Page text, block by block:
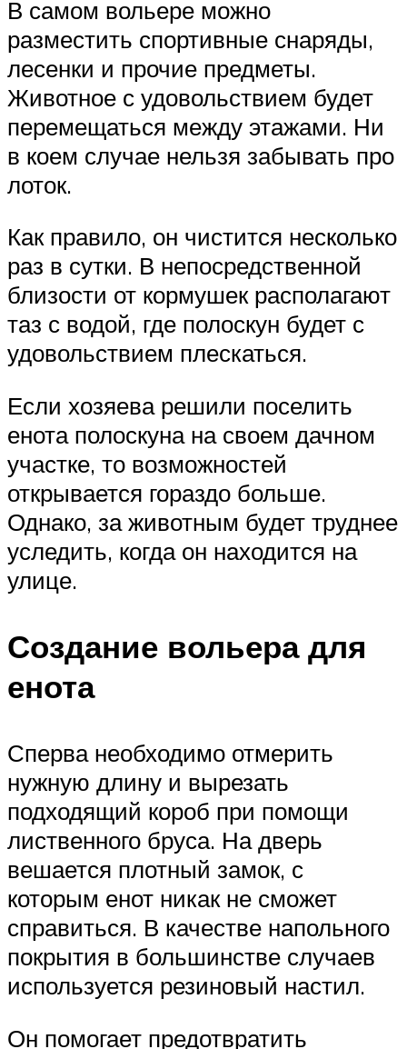
В самом вольере можно
разместить спортивные снаряды,
лесенки и прочие предметы.
Животное с удовольствием будет
перемещаться между этажами. Ни
в коем случае нельзя забывать про
лоток.
Как правило, он чистится несколько
раз в сутки. В непосредственной
близости от кормушек располагают
таз с водой, где полоскун будет с
удовольствием плескаться.
Если хозяева решили поселить
енота полоскуна на своем дачном
участке, то возможностей
открывается гораздо больше.
Однако, за животным будет труднее
уследить, когда он находится на
улице.
Создание вольера для
енота
Сперва необходимо отмерить
нужную длину и вырезать
подходящий короб при помощи
лиственного бруса. На дверь
вешается плотный замок, с
которым енот никак не сможет
справиться. В качестве напольного
покрытия в большинстве случаев
используется резиновый настил.
Он помогает предотвратить